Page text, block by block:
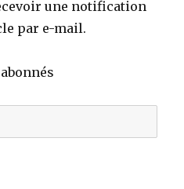
une notification
par e-mail.